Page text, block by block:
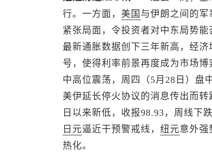
行。一方面， 美国 与伊朗之间的
紧张局面，令投资者对中东局势
最新通胀数据创下三年新高，经
号，使得利率前景再度成为市场博
中高位震荡，周四（5月28日）盘
美伊延长停火协议的消息传出而
日以来新低，收报98.93，周线下
日元逼近干预警戒线， 纽元意外强
热化。